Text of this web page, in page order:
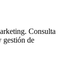
Consulta
gestión de